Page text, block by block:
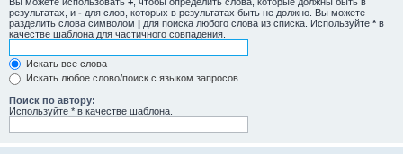
результатах, и - для слов, которых в результатах быть не должно. Вы можете
разделить слова символом | для поиска любого слова из списка. Используйте * в
качестве шаблона для частичного совпадения.
Искать все слова
Искать любое слово/поиск с языком запросов
Поиск по автору:
Используйте * в качестве шаблона.